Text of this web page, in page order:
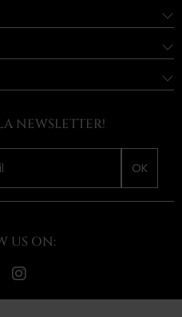
NEWSLETTER!
OK
US ON: